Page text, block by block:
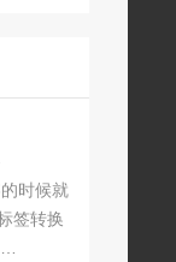
时候就
签转换